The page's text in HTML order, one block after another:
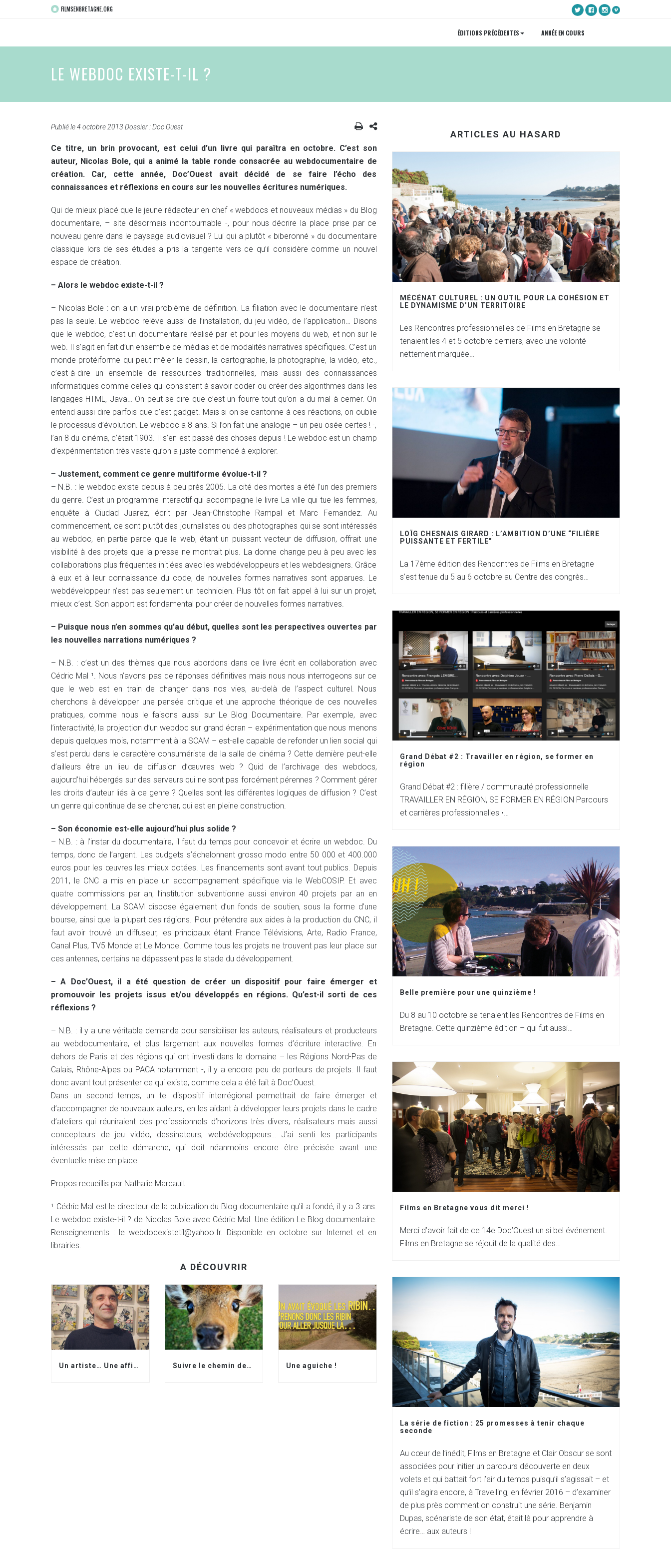
FILMSENBRETAGNE.ORG
ÉDITIONS PRÉCÉDENTES ANNÉE EN COURS
LE WEBDOC EXISTE-T-IL ?
Publié le4 octobre 2013 Dossier :Doc Ouest
Ce titre, un brin provocant, est celui d’un livre qui paraîtra en octobre. C’est son
auteur, Nicolas Bole, qui a animé la table ronde consacrée au webdocumentaire de
création. Car, cette année, Doc’Ouest avait décidé de se faire l’écho des
connaissances et réflexions en cours sur les nouvelles écritures numériques.
Qui de mieux placé que le jeune rédacteur en chef « webdocs et nouveaux médias » du Blog
documentaire, – site désormais incontournable -, pour nous décrire la place prise par ce
nouveau genre dans le paysage audiovisuel ? Lui qui a plutôt « biberonné » du documentaire
classique lors de ses études a pris la tangente vers ce qu’il considère comme un nouvel
espace de création.
– Alors le webdoc existe-t-il ?
– Nicolas Bole : on a un vrai problème de définition. La filiation avec le documentaire n’est
pas la seule. Le webdoc relève aussi de l’installation, du jeu vidéo, de l’application… Disons
que le webdoc, c’est un documentaire réalisé par et pour les moyens du web, et non sur le
web. Il s’agit en fait d’un ensemble de médias et de modalités narratives spécifiques. C’est un
monde protéiforme qui peut mêler le dessin, la cartographie, la photographie, la vidéo, etc.,
c’est-à-dire un ensemble de ressources traditionnelles, mais aussi des connaissances
informatiques comme celles qui consistent à savoir coder ou créer des algorithmes dans les
langages HTML, Java… On peut se dire que c’est un fourre-tout qu’on a du mal à cerner. On
entend aussi dire parfois que c’est gadget. Mais si on se cantonne à ces réactions, on oublie
le processus d’évolution. Le webdoc a 8 ans. Si l’on fait une analogie – un peu osée certes ! -,
l’an 8 du cinéma, c’était 1903. Il s’en est passé des choses depuis ! Le webdoc est un champ
d’expérimentation très vaste qu’on a juste commencé à explorer.
– Justement, comment ce genre multiforme évolue-t-il ?
– N.B. : le webdoc existe depuis à peu près 2005. La cité des mortes a été l’un des premiers
du genre. C’est un programme interactif qui accompagne le livre La ville qui tue les femmes,
enquête à Ciudad Juarez, écrit par Jean-Christophe Rampal et Marc Fernandez. Au
commencement, ce sont plutôt des journalistes ou des photographes qui se sont intéressés
au webdoc, en partie parce que le web, étant un puissant vecteur de diffusion, offrait une
visibilité à des projets que la presse ne montrait plus. La donne change peu à peu avec les
collaborations plus fréquentes initiées avec les webdéveloppeurs et les webdesigners. Grâce
à eux et à leur connaissance du code, de nouvelles formes narratives sont apparues. Le
webdéveloppeur n’est pas seulement un technicien. Plus tôt on fait appel à lui sur un projet,
mieux c’est. Son apport est fondamental pour créer de nouvelles formes narratives.
– Puisque nous n’en sommes qu’au début, quelles sont les perspectives ouvertes par
les nouvelles narrations numériques ?
– N.B. : c’est un des thèmes que nous abordons dans ce livre écrit en collaboration avec
Cédric Mal ¹. Nous n’avons pas de réponses définitives mais nous nous interrogeons sur ce
que le web est en train de changer dans nos vies, au-delà de l’aspect culturel. Nous
cherchons à développer une pensée critique et une approche théorique de ces nouvelles
pratiques, comme nous le faisons aussi sur Le Blog Documentaire. Par exemple, avec
l’interactivité, la projection d’un webdoc sur grand écran – expérimentation que nous menons
depuis quelques mois, notamment à la SCAM – est-elle capable de refonder un lien social qui
s’est perdu dans le caractère consumériste de la salle de cinéma ? Cette dernière peut-elle
d’ailleurs être un lieu de diffusion d’œuvres web ? Quid de l’archivage des webdocs,
aujourd’hui hébergés sur des serveurs qui ne sont pas forcément pérennes ? Comment gérer
les droits d’auteur liés à ce genre ? Quelles sont les différentes logiques de diffusion ? C’est
un genre qui continue de se chercher, qui est en pleine construction.
– Son économie est-elle aujourd’hui plus solide ?
– N.B. : à l’instar du documentaire, il faut du temps pour concevoir et écrire un webdoc. Du
temps, donc de l’argent. Les budgets s’échelonnent grosso modo entre 50 000 et 400.000
euros pour les œuvres les mieux dotées. Les financements sont avant tout publics. Depuis
2011, le CNC a mis en place un accompagnement spécifique via le WebCOSIP. Et avec
quatre commissions par an, l’institution subventionne aussi environ 40 projets par an en
développement. La SCAM dispose également d’un fonds de soutien, sous la forme d’une
bourse, ainsi que la plupart des régions. Pour prétendre aux aides à la production du CNC, il
faut avoir trouvé un diffuseur, les principaux étant France Télévisions, Arte, Radio France,
Canal Plus, TV5 Monde et Le Monde. Comme tous les projets ne trouvent pas leur place sur
ces antennes, certains ne dépassent pas le stade du développement.
– A Doc’Ouest, il a été question de créer un dispositif pour faire émerger et
promouvoir les projets issus et/ou développés en régions. Qu’est-il sorti de ces
réflexions ?
– N.B. : il y a une véritable demande pour sensibiliser les auteurs, réalisateurs et producteurs
au webdocumentaire, et plus largement aux nouvelles formes d’écriture interactive. En
dehors de Paris et des régions qui ont investi dans le domaine – les Régions Nord-Pas de
Calais, Rhône-Alpes ou PACA notamment -, il y a encore peu de porteurs de projets. Il faut
donc avant tout présenter ce qui existe, comme cela a été fait à Doc’Ouest.
Dans un second temps, un tel dispositif interrégional permettrait de faire émerger et
d’accompagner de nouveaux auteurs, en les aidant à développer leurs projets dans le cadre
d’ateliers qui réuniraient des professionnels d’horizons très divers, réalisateurs mais aussi
concepteurs de jeu vidéo, dessinateurs, webdéveloppeurs… J’ai senti les participants
intéressés par cette démarche, qui doit néanmoins encore être précisée avant une
éventuelle mise en place.
Propos recueillis par Nathalie Marcault
¹ Cédric Mal est le directeur de la publication du Blog documentaire qu’il a fondé, il y a 3 ans.
Le webdoc existe-t-il ? de Nicolas Bole avec Cédric Mal. Une édition Le Blog documentaire.
Renseignements : le webdocexistetil@yahoo.fr. Disponible en octobre sur Internet et en
librairies.
A DÉCOUVRIR
Un artiste… Une affiche… Suivre le chemin des biches ? Une aguiche !
ARTICLES AU HASARD
MÉCÉNAT CULTUREL : UN OUTIL POUR LA COHÉSION ET
LE DYNAMISME D’UN TERRITOIRE
Les Rencontres professionnelles de Films en Bretagne se
tenaient les 4 et 5 octobre derniers, avec une volonté
nettement marquée…
LOÏG CHESNAIS GIRARD : L’AMBITION D’UNE “FILIÈRE
PUISSANTE ET FERTILE”
La 17ème édition des Rencontres de Films en Bretagne
s’est tenue du 5 au 6 octobre au Centre des congrès…
Grand Débat #2 : Travailler en région, se former en
région
Grand Débat #2 : filière / communauté professionnelle
TRAVAILLER EN RÉGION, SE FORMER EN RÉGION Parcours
et carrières professionnelles •…
Belle première pour une quinzième !
Du 8 au 10 octobre se tenaient les Rencontres de Films en
Bretagne. Cette quinzième édition – qui fut aussi…
Films en Bretagne vous dit merci !
Merci d’avoir fait de ce 14e Doc’Ouest un si bel événement.
Films en Bretagne se réjouit de la qualité des…
La série de fiction : 25 promesses à tenir chaque
seconde
Au cœur de l’inédit, Films en Bretagne et Clair Obscur se sont
associées pour initier un parcours découverte en deux
volets et qui battait fort l’air du temps puisqu’il s’agissait – et
qu’il s’agira encore, à Travelling, en février 2016 – d’examiner
de plus près comment on construit une série. Benjamin
Dupas, scénariste de son état, était là pour apprendre à
écrire… aux auteurs !